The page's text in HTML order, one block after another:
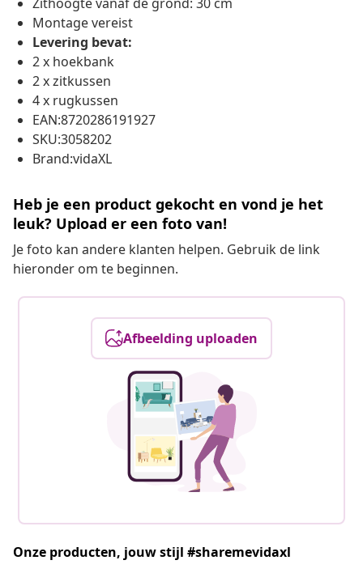
Montage vereist
Levering bevat:
2 x hoekbank
2 x zitkussen
4 x rugkussen
EAN:8720286191927
SKU:3058202
Brand:vidaXL
Heb je een product gekocht en vond je het
leuk? Upload er een foto van!
Je foto kan andere klanten helpen. Gebruik de link
hieronder om te beginnen.
Afbeelding uploaden
Onze producten, jouw stijl #sharemevidaxl